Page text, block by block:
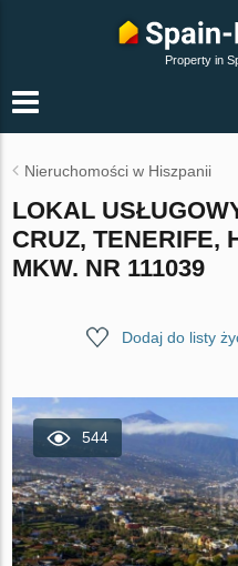
Property in
Nieruchomości w Hiszpanii
LOKAL
CRUZ, TENERIFE,
MKW. NR 111039
Dodaj do listy
544